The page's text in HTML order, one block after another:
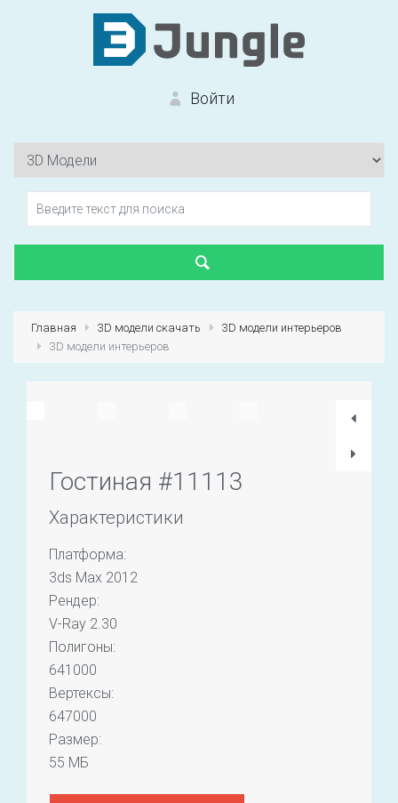
Войти
Первый раз?
Главная 3D модели скачать
3D модели интерьеров
3D модели интерьеров
Гостиная #11113
Характеристики
Платформа:
3ds Max 2012
Рендер:
V-Ray 2.30
Полигоны:
641000
Вертексы:
647000
Размер:
55 МБ